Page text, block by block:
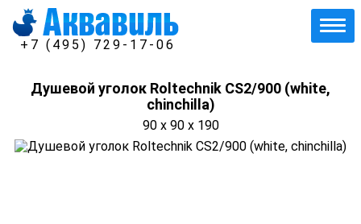
+7 (495) 729-17-06
Душевой уголок Roltechnik CS2/900 (white,
chinchilla)
90 x 90 x 190